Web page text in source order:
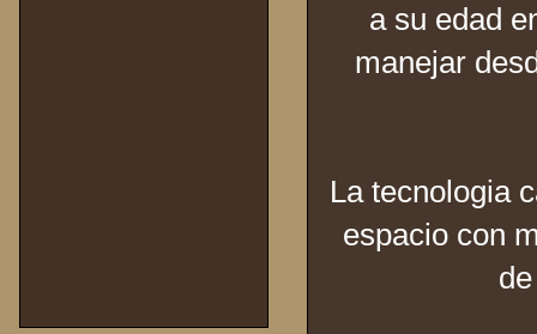
a su edad
manejar
La tecnologia
espacio con